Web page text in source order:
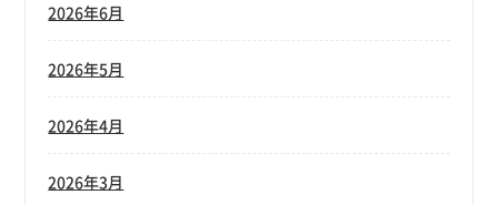
2026年6月
2026年5月
2026年4月
2026年3月